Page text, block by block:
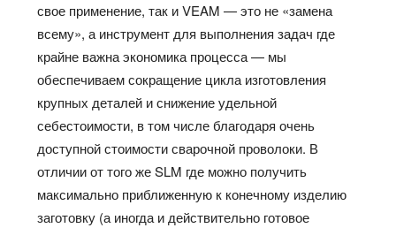
свое применение, так и VEAM — это не «замена
всему», а инструмент для выполнения задач где
крайне важна экономика процесса — мы
обеспечиваем сокращение цикла изготовления
крупных деталей и снижение удельной
себестоимости, в том числе благодаря очень
доступной стоимости сварочной проволоки. В
отличии от того же SLM где можно получить
максимально приближенную к конечному изделию
заготовку (а иногда и действительно готовое